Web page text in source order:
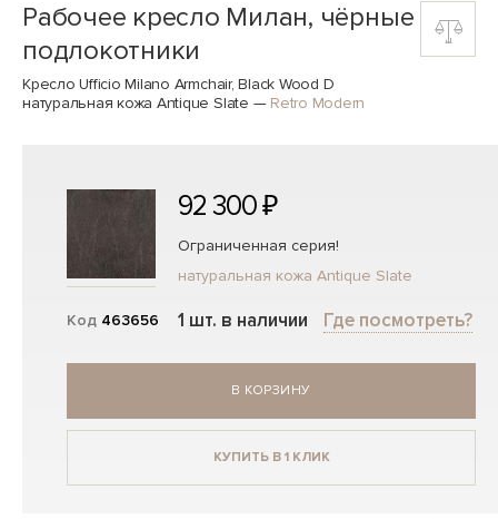
Рабочее кресло Милан, чёрные
подлокотники
Кресло Ufficio Milano Armchair, Black Wood D
натуральная кожа Antique Slate — Retro Modern
Код 463656
92 300 ₽
Ограниченная серия!
натуральная кожа Antique Slate
1 шт. в наличии Где посмотреть?
В КОРЗИНУ
КУПИТЬ В 1 КЛИК